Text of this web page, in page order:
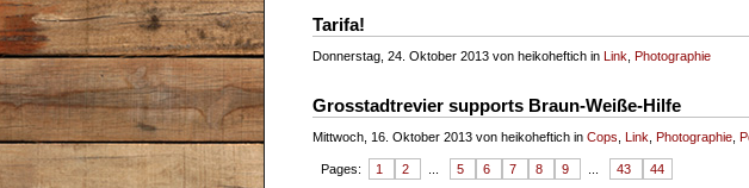
Tarifa!
Donnerstag, 24. Oktober 2013 von heikoheftich in Link Photographie
Grosstadtrevier supports Braun-Weiße-Hilfe
Mittwoch, 16. Oktober 2013 von heikoheftich in Cops Link Photographie
Pages: 1 2 5 6 7 8 9 43 44